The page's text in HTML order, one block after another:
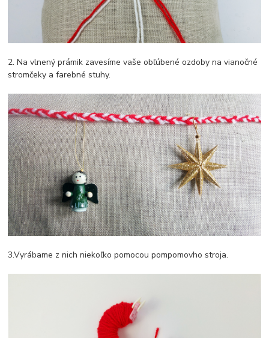
2. Na vlnený prámik zavesíme vaše obľúbené ozdoby na vianočné
stromčeky a farebné stuhy.
3.Vyrábame z nich niekoľko pomocou pompomovho stroja.